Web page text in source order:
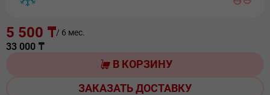
5 500 ₸/ 6 мес.
33 000 ₸
В КОРЗИНУ
ЗАКАЗАТЬ ДОСТАВКУ